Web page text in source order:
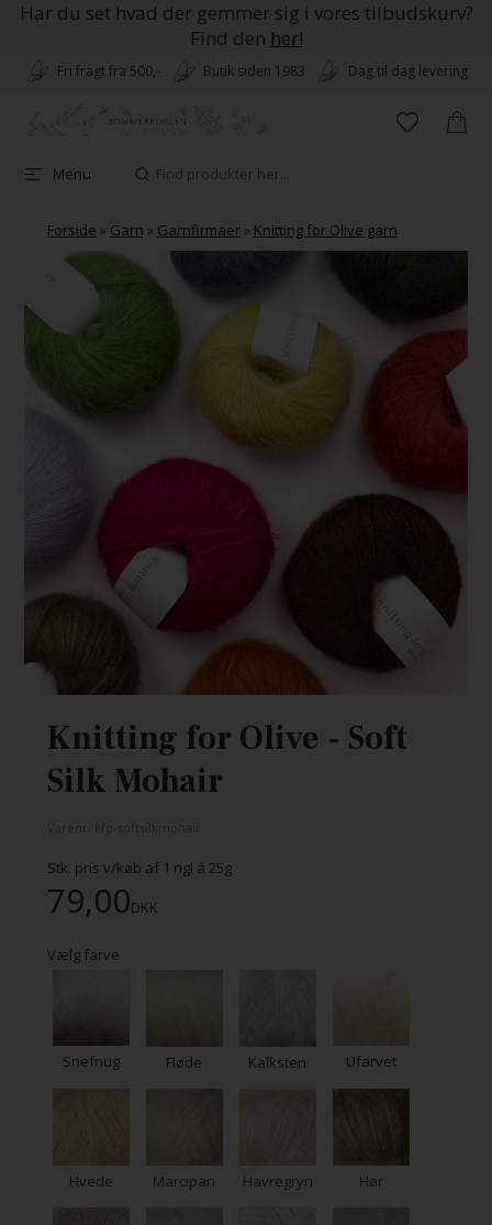
Har du set hvad der gemmer sig i vores tilbudskurv?
Find den her!
Fri fragt fra 500,- Butik siden 1983 Dag til dag levering
Menu
Forside » Garn » Garnfirmaer» Knitting for Olive garn
Knitting for Olive - Soft
Silk Mohair
kfo-softsilkmohair
Stk. pris v/køb af 1 ngl á 25g
79,00DKK
Vælg farve
Snefnug Fløde Kalksten Ufarvet
Hvede Marcipan Havregryn Hør